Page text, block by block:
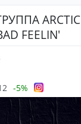
ARCTIC
FEELIN'
-5%